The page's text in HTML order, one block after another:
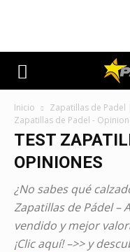
Inicio Zapatillas de
Zapatillas de Padel -
TEST
OPINIONES
¿No sabes qué
Zapatillas de Pádel –
vendido y mejor
¡Clic aquí! –>> y